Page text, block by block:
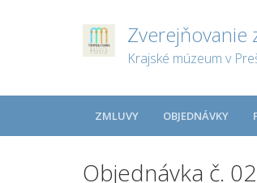
Zverejňovanie
Krajské múzeum v
ZMLUVY OBJEDNÁVKY
Objednávka č.